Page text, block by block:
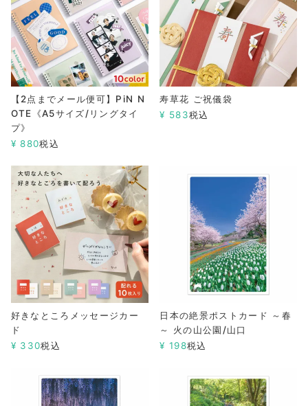
【2点までメール便可】PiN N
OTE《A5サイズ/リングタイ
プ》
¥ 880税込
寿草花 ご祝儀袋
¥ 583税込
好きなところメッセージカー
ド
¥ 330税込
日本の絶景ポストカード ～春
～ 火の山公園/山口
¥ 198税込